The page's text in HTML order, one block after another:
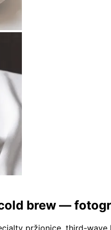
brew —
pržionice, third-